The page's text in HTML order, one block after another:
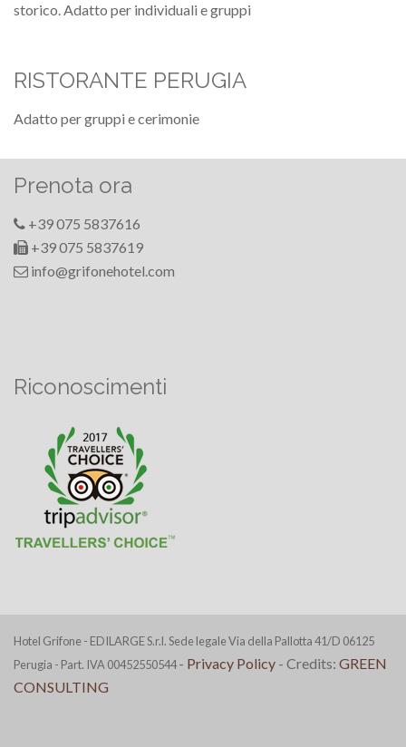
storico. Adatto per individuali e gruppi
RISTORANTE PERUGIA
Adatto per gruppi e cerimonie
Prenota ora
+39 075 5837616
+39 075 5837619
info@grifonehotel.com
Riconoscimenti
Hotel Grifone - EDILARGE S.r.l. Sede legale Via della Pallotta 41/D 06125
Perugia - Part. IVA 00452550544- Privacy Policy - Credits: GREEN
CONSULTING